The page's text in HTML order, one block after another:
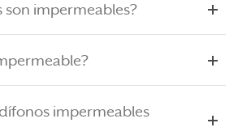
son impermeables?
impermeables